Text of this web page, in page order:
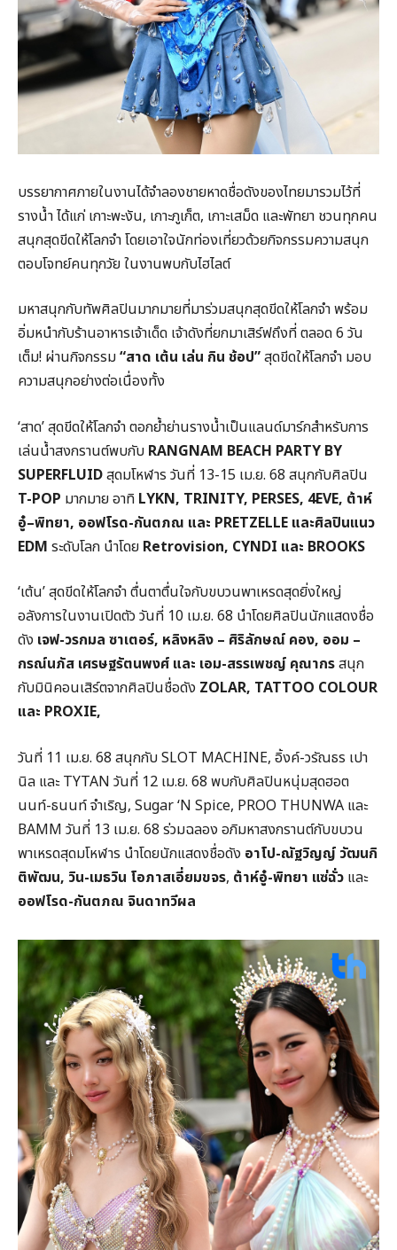
บรรยากาศภายในงานได้จำลองชายหาดชื่อดังของไทยมารวมไว้ที่
รางน้ำ ได้แก่ เกาะพะงัน, เกาะภูเก็ต, เกาะเสม็ด และพัทยา ชวนทุกคน
สนุกสุดขีดให้โลกจำ โดยเอาใจนักท่องเที่ยวด้วยกิจกรรมความสนุก
ตอบโจทย์คนทุกวัย ในงานพบกับไฮไลต์
มหาสนุกกับทัพศิลปินมากมายที่มาร่วมสนุกสุดขีดให้โลกจำ พร้อม
อิ่มหนำกับร้านอาหารเจ้าเด็ด เจ้าดังที่ยกมาเสิร์ฟถึงที่ ตลอด 6 วัน
เต็ม! ผ่านกิจกรรม“สาด เต้น เล่น กิน ช้อป”สุดขีดให้โลกจำ มอบ
ความสนุกอย่างต่อเนื่องทั้ง
‘สาด’ สุดขีดให้โลกจำ ตอกย้ำย่านรางน้ำเป็นแลนด์มาร์กสำหรับการ
เล่นน้ำสงกรานต์พบกับ RANGNAM BEACH PARTY BY
SUPERFLUIDสุดมโหฬาร วันที่ 13-15 เม.ย. 68 สนุกกับศิลปิน
T-POP มากมาย อาทิ LYKN, TRINITY, PERSES, 4EVE, ต้าห์
อู๋–พิทยา, ออฟโรด-กันตภณ และ PRETZELLE และศิลปินแนว
EDM ระดับโลก นำโดย Retrovision, CYNDI และ BROOKS
‘เต้น’ สุดขีดให้โลกจำ ตื่นตาตื่นใจกับขบวนพาเหรดสุดยิ่งใหญ่
อลังการในงานเปิดตัว วันที่ 10 เม.ย. 68 นำโดยศิลปินนักแสดงชื่อ
ดัง เจฟ-วรกมล ซาเตอร์, หลิงหลิง – ศิริลักษณ์ คอง, ออม –
กรณ์นภัส เศรษฐรัตนพงศ์ และ เอม-สรรเพชญ์ คุณากรสนุก
กับมินิคอนเสิร์ตจากศิลปินชื่อดัง ZOLAR, TATTOO COLOUR
และ PROXIE,
วันที่ 11 เม.ย. 68 สนุกกับ SLOT MACHINE, อิ้งค์-วรัณธร เปา
นิล และ TYTAN วันที่ 12 เม.ย. 68 พบกับศิลปินหนุ่มสุดฮอต
นนท์-ธนนท์ จำเริญ, Sugar ‘N Spice, PROO THUNWA และ
BAMM วันที่ 13 เม.ย. 68 ร่วมฉลอง อภิมหาสงกรานต์กับขบวน
พาเหรดสุดมโหฬาร นำโดยนักแสดงชื่อดัง อาโป-ณัฐวิญญ์ วัฒนกิ
ติพัฒน, วิน-เมธวิน โอภาสเอี่ยมขจร, ต้าห์อู๋-พิทยา แซ่ฉั่ว และ
ออฟโรด-กันตภณ จินดาทวีผล